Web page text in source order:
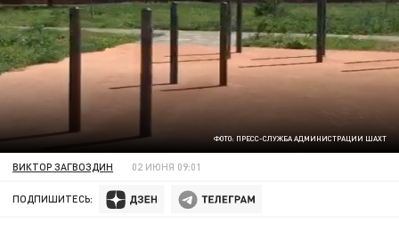
ФОТО: ПРЕСС-СЛУЖБА АДМИНИСТРАЦИИ ШАХТ
ВИКТОР ЗАГВОЗДИН 02 ИЮНЯ 09:01
ПОДПИШИТЕСЬ: